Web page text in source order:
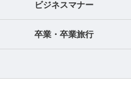
ビジネスマナー
卒業・卒業旅行